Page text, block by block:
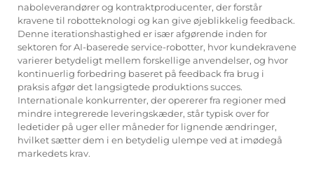
naboleverandører og kontraktproducenter, der forstår
kravene til robotteknologi og kan give øjeblikkelig feedback.
Denne iterationshastighed er især afgørende inden for
sektoren for AI-baserede service-robotter, hvor kundekravene
varierer betydeligt mellem forskellige anvendelser, og hvor
kontinuerlig forbedring baseret på feedback fra brug i
praksis afgør det langsigtede produktions succes.
Internationale konkurrenter, der opererer fra regioner med
mindre integrerede leveringskæder, står typisk over for
ledetider på uger eller måneder for lignende ændringer,
hvilket sætter dem i en betydelig ulempe ved at imødegå
markedets krav.